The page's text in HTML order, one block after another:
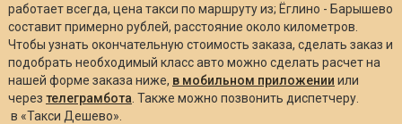
работает всегда, цена такси по маршруту из; Ёглино - Барышево
составит примерно рублей, расстояние около километров.
Чтобы узнать окончательную стоимость заказа, сделать заказ и
подобрать необходимый класс авто можно сделать расчет на
нашей форме заказа ниже, в мобильном приложении или
через телеграмбота . Также можно позвонить диспетчеру.
в «Такси Дешево».